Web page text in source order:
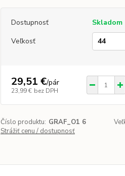
Dostupnosť
Skladom
Veľkosť
29,51 €/pár
23,99 € bez DPH
Číslo produktu: GRAF_O1 6
Strážiť cenu / dostupnosť